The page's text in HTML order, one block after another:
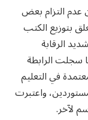
عدم التزام بعض
بتوزيع الكتب
الرقابة
سجلت الرابطة
في التعليم
واعتبرت
لآخر.